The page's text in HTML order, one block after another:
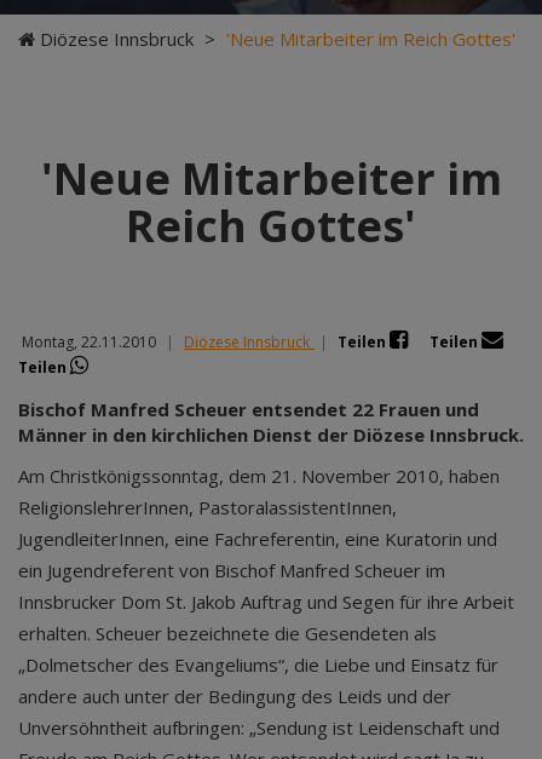
Diözese Innsbruck > 'Neue Mitarbeiter im Reich Gottes'
'Neue Mitarbeiter im
Reich Gottes'
Montag, 22.11.2010 | Diözese Innsbruck | Teilen
Teilen
Teilen
Bischof Manfred Scheuer entsendet 22 Frauen und
Männer in den kirchlichen Dienst der Diözese Innsbruck.
Am Christkönigssonntag, dem 21. November 2010, haben
ReligionslehrerInnen, PastoralassistentInnen,
JugendleiterInnen, eine Fachreferentin, eine Kuratorin und
ein Jugendreferent von Bischof Manfred Scheuer im
Innsbrucker Dom St. Jakob Auftrag und Segen für ihre Arbeit
erhalten. Scheuer bezeichnete die Gesendeten als
„Dolmetscher des Evangeliums“, die Liebe und Einsatz für
andere auch unter der Bedingung des Leids und der
Unversöhntheit aufbringen: „Sendung ist Leidenschaft und